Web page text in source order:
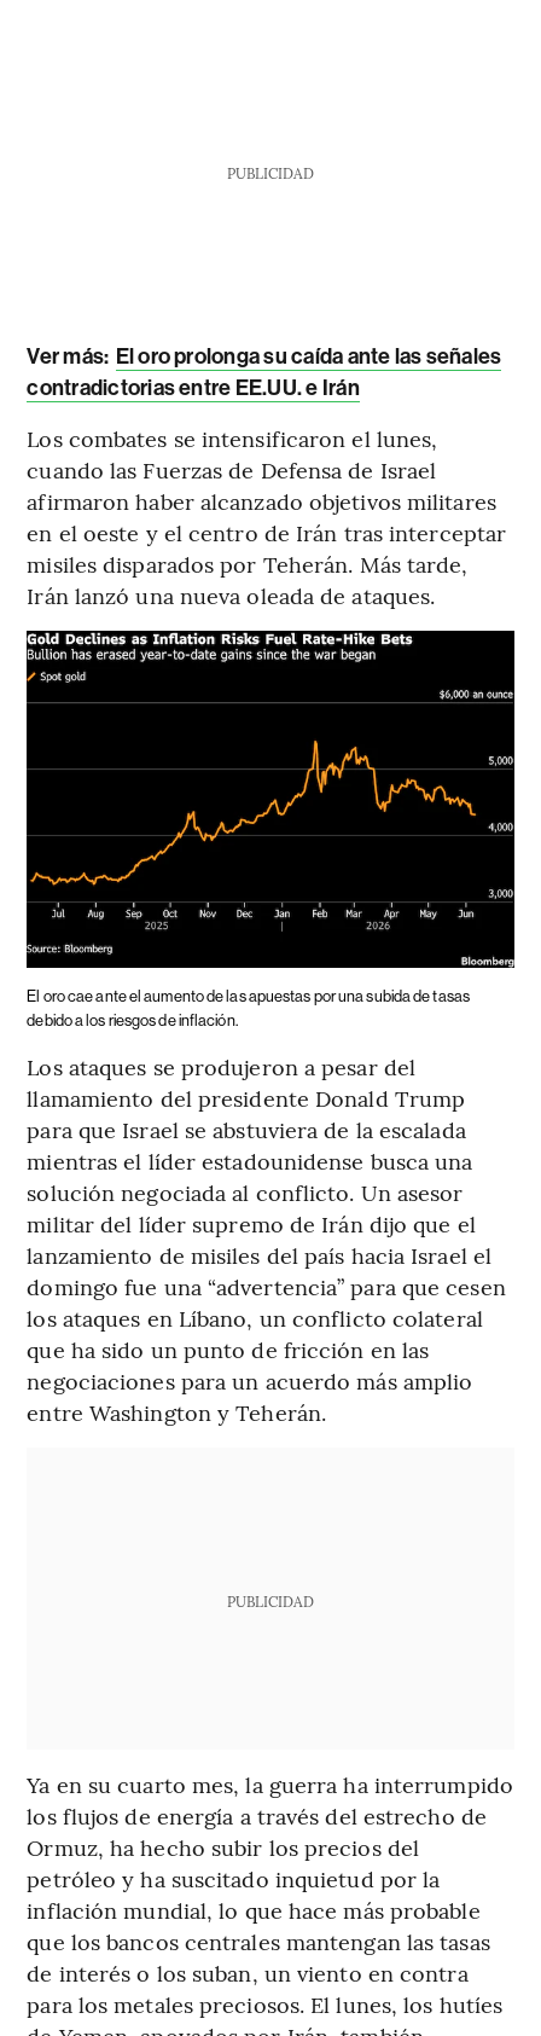
PUBLICIDAD
Ver más: El oro prolonga su caída ante las señales
contradictorias entre EE.UU. e Irán
Los combates se intensificaron el lunes,
cuando las Fuerzas de Defensa de Israel
afirmaron haber alcanzado objetivos militares
en el oeste y el centro de Irán tras interceptar
misiles disparados por Teherán. Más tarde,
Irán lanzó una nueva oleada de ataques.
El oro cae ante el aumento de las apuestas por una subida de tasas
debido a los riesgos de inflación.
Los ataques se produjeron a pesar del
llamamiento del presidente Donald Trump
para que Israel se abstuviera de la escalada
mientras el líder estadounidense busca una
solución negociada al conflicto. Un asesor
militar del líder supremo de Irán dijo que el
lanzamiento de misiles del país hacia Israel el
domingo fue una “advertencia” para que cesen
los ataques en Líbano, un conflicto colateral
que ha sido un punto de fricción en las
negociaciones para un acuerdo más amplio
entre Washington y Teherán.
PUBLICIDAD
Ya en su cuarto mes, la guerra ha interrumpido
los flujos de energía a través del estrecho de
Ormuz, ha hecho subir los precios del
petróleo y ha suscitado inquietud por la
inflación mundial, lo que hace más probable
que los bancos centrales mantengan las tasas
de interés o los suban, un viento en contra
para los metales preciosos. El lunes, los hutíes